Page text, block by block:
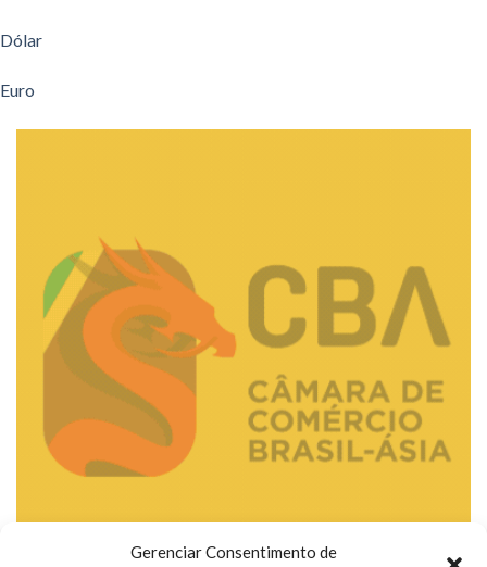
Gerenciar Consentimento de
Dólar
Euro